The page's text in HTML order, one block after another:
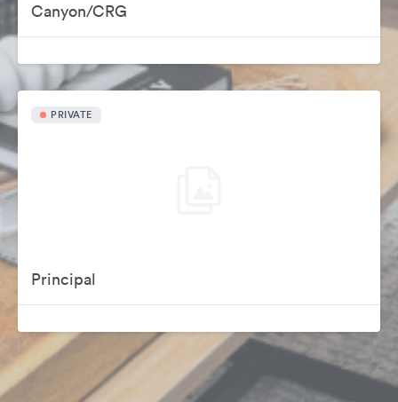
Canyon/CRG
PRIVATE
Principal